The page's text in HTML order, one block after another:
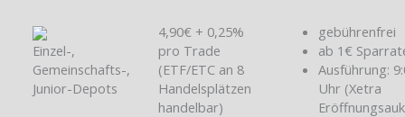
Einzel-,
Gemeinschafts-,
Junior-Depots
4,90€ + 0,25%
pro Trade
(ETF/ETC an 8
Handelsplätzen
handelbar)
gebührenfrei
ab 1€
Ausführung:
Uhr (Xetra